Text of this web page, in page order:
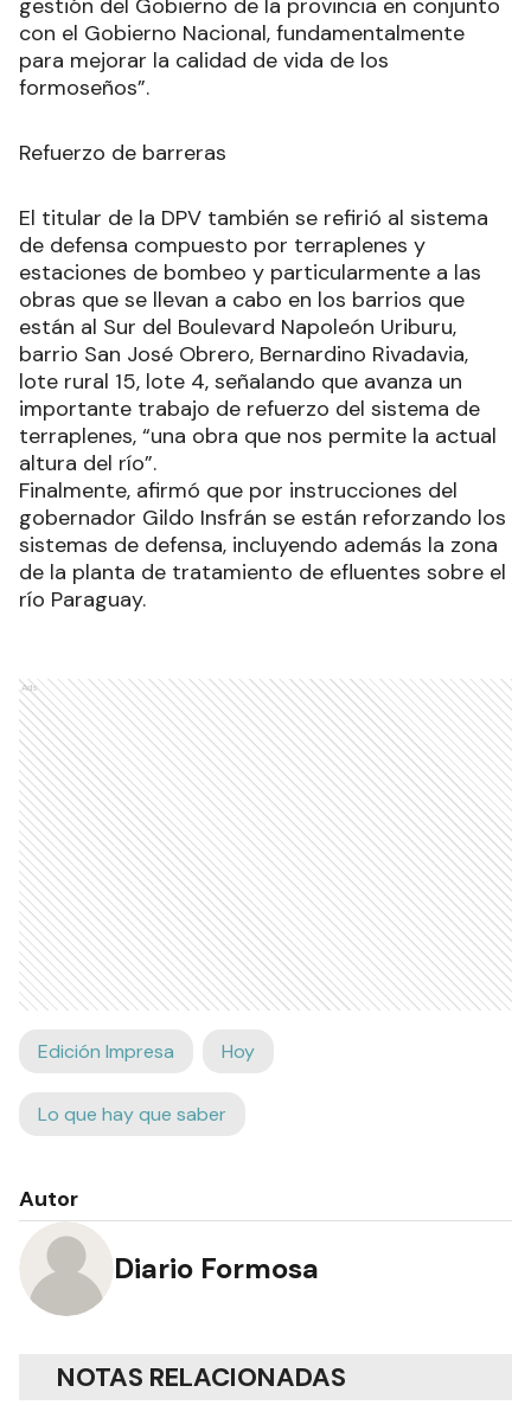
con el Gobierno Nacional, fundamentalmente
para mejorar la calidad de vida de los
formoseños”.
Refuerzo de barreras
El titular de la DPV también se refirió al sistema
de defensa compuesto por terraplenes y
estaciones de bombeo y particularmente a las
obras que se llevan a cabo en los barrios que
están al Sur del Boulevard Napoleón Uriburu,
barrio San José Obrero, Bernardino Rivadavia,
lote rural 15, lote 4, señalando que avanza un
importante trabajo de refuerzo del sistema de
terraplenes, “una obra que nos permite la actual
altura del río”.
Finalmente, afirmó que por instrucciones del
gobernador Gildo Insfrán se están reforzando los
sistemas de defensa, incluyendo además la zona
de la planta de tratamiento de efluentes sobre el
río Paraguay.
Ads
Edición Impresa Hoy
Lo que hay que saber
Autor
Diario Formosa
NOTAS RELACIONADAS